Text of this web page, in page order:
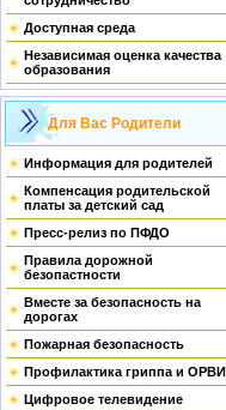
Доступная среда
Независимая оценка качества
образования
Для Вас Родители
Информация для родителей
Компенсация родительской
платы за детский сад
Пресс-релиз по ПФДО
Правила дорожной
безопастности
Вместе за безопасность на
дорогах
Пожарная безопасность
Профилактика гриппа и ОРВИ
Цифровое телевидение